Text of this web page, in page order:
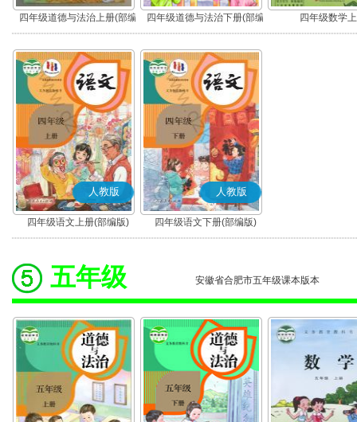
四年级道德与法治上册(部编
版)
四年级道德与法治下册(部编
版)
四年级数学
人教版
四年级语文上册(部编版)
人教版
四年级语文下册(部编版)
五年级 安徽省合肥市五年级课本版本